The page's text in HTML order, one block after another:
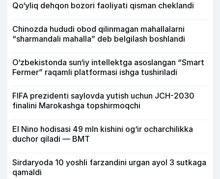
Qo‘yliq dehqon bozori faoliyati qisman cheklandi
Chinozda hududi obod qilinmagan mahallalarni
“sharmandali mahalla” deb belgilash boshlandi
O‘zbekistonda sun‘iy intellektga asoslangan “Smart
Fermer” raqamli platformasi ishga tushiriladi
FIFA prezidenti saylovda yutish uchun JCH-2030
finalini Marokashga topshirmoqchi
El Nino hodisasi 49 mln kishini og‘ir ocharchilikka
duchor qiladi — BMT
Sirdaryoda 10 yoshli farzandini urgan ayol 3 sutkaga
qamaldi